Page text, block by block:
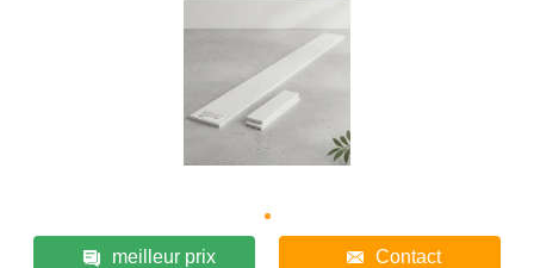
meilleur prix Contact